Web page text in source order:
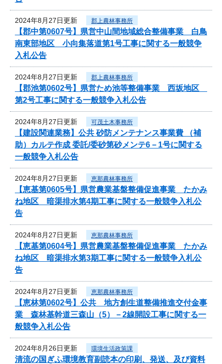
2024年8月27日更新 郡上農林事務所
【郡中第0607号】県営中山間地域総合整備事業 白鳥
南東部地区 小向集落道第1号工事に関する一般競争
入札公告
2024年8月27日更新 郡上農林事務所
【郡池第0602号】県営ため池等整備事業 西坂地区
第2号工事に関する一般競争入札公告
2024年8月27日更新 可茂土木事務所
【建設関連業務】公共 砂防メンテナンス事業費 （補
助）カルテ作成 委託/委砂第砂メンテ6－1号に関する
一般競争入札公告
2024年8月27日更新 恵那農林事務所
【恵基第0605号】県営農業基盤整備促進事業 たかみ
ね地区 暗渠排水第4期工事に関する一般競争入札公
告
2024年8月27日更新 恵那農林事務所
【恵基第0604号】県営農業基盤整備促進事業 たかみ
ね地区 暗渠排水第3期工事に関する一般競争入札公
告
2024年8月27日更新 恵那農林事務所
【恵林第0602号】公共 地方創生道整備推進交付金事
業 森林基幹道三森山（5）－2線開設工事に関する一
般競争入札公告
2024年8月26日更新 環境生活政策課
清流の国ぎふ環境教育副読本の印刷、発送、及び資料